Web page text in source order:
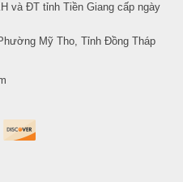
và ĐT tỉnh Tiền Giang cấp ngày
Mỹ Tho, Tỉnh Đồng Tháp